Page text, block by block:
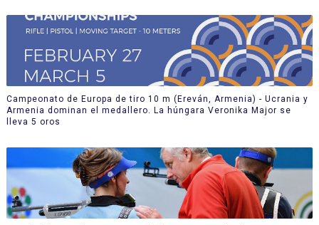
Campeonato de Europa de tiro 10 m (Ereván, Armenia) - Ucrania y
Armenia dominan el medallero. La húngara Veronika Major se
lleva 5 oros